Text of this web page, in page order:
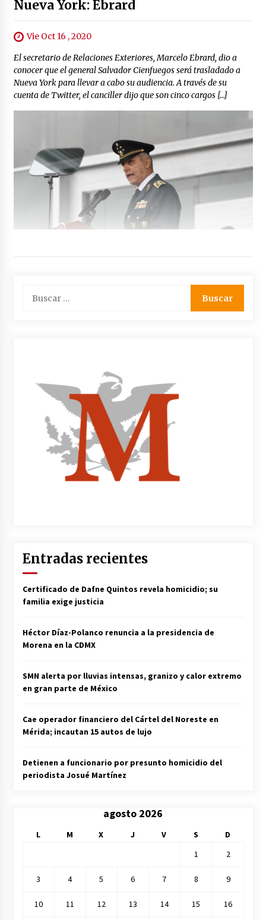
Nueva York: Ebrard
Vie Oct 16 , 2020
El secretario de Relaciones Exteriores, Marcelo Ebrard, dio a
conocer que el general Salvador Cienfuegos será trasladado a
Nueva York para llevar a cabo su audiencia. A través de su
cuenta de Twitter, el canciller dijo que son cinco cargos […]
Entradas recientes
Certificado de Dafne Quintos revela homicidio; su
familia exige justicia
Héctor Díaz-Polanco renuncia a la presidencia de
Morena en la CDMX
SMN alerta por lluvias intensas, granizo y calor extremo
en gran parte de México
Cae operador financiero del Cártel del Noreste en
Mérida; incautan 15 autos de lujo
Detienen a funcionario por presunto homicidio del
periodista Josué Martínez
agosto 2026
L M X J V S
D
1
2
3 4 5 6 7 8 9
10 11 12 13 14 15 16